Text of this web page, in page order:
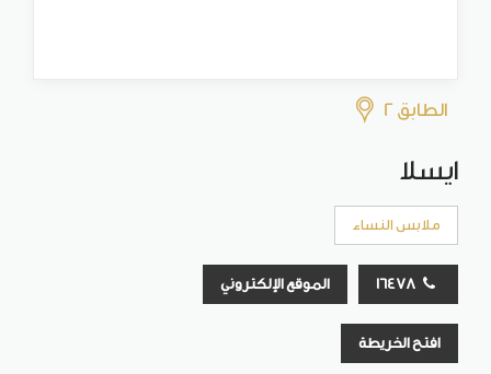
الطابق 2
ايسلا
ملابس النساء
الموقع الإلكتروني
افتح الخريطة